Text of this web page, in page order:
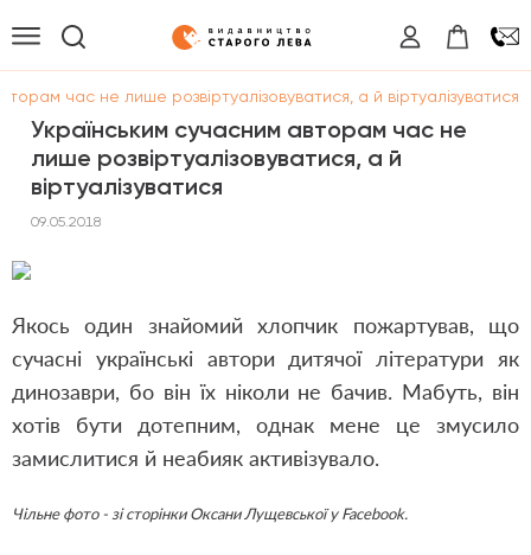
час не лише розвіртуалізовуватися, а й віртуалізуватися
Українським сучасним авторам час не
лише розвіртуалізовуватися, а й
віртуалізуватися
09.05.2018
Якось один знайомий хлопчик пожартував, що
сучасні українські автори дитячої літератури як
динозаври, бо він їх ніколи не бачив. Мабуть, він
хотів бути дотепним, однак мене це змусило
замислитися й неабияк активізувало.
Чільне фото - зі сторінки Оксани Лущевської у Facebook.